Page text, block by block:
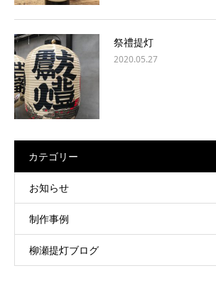
祭禮提灯
2020.05.27
カテゴリー
お知らせ
制作事例
柳瀬提灯ブログ